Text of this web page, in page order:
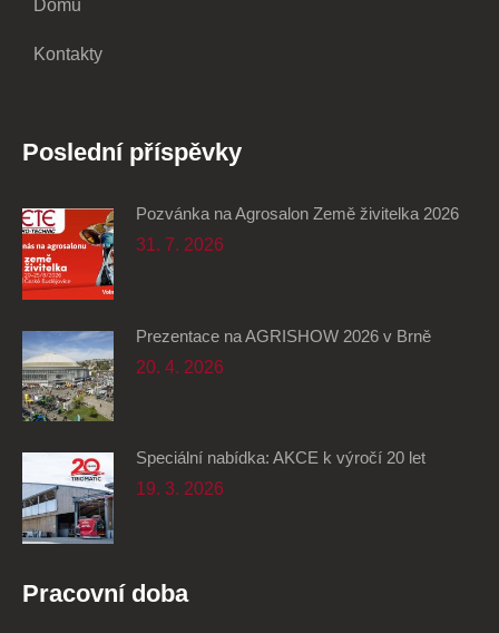
Domů
Kontakty
Poslední příspěvky
Pozvánka na Agrosalon Země živitelka 2026
31. 7. 2026
Prezentace na AGRISHOW 2026 v Brně
20. 4. 2026
Speciální nabídka: AKCE k výročí 20 let
19. 3. 2026
Pracovní doba